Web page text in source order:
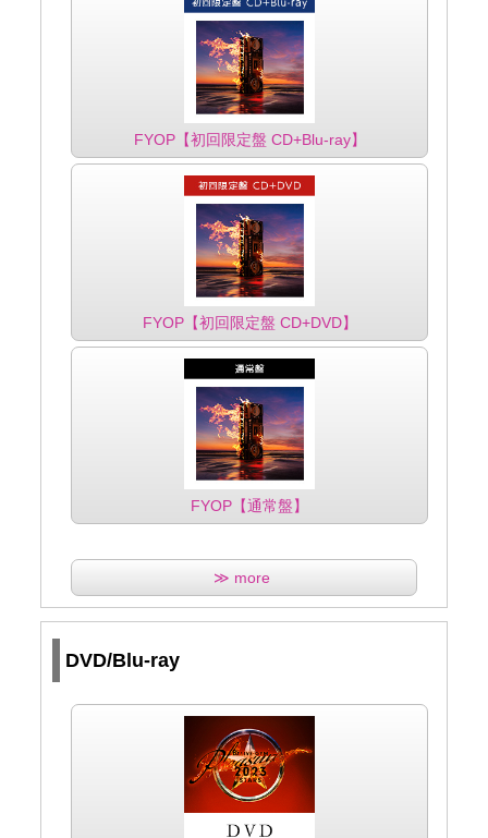
FYOP【初回限定盤 CD+Blu-ray】
FYOP【初回限定盤 CD+DVD】
FYOP【通常盤】
≫ more
DVD/Blu-ray